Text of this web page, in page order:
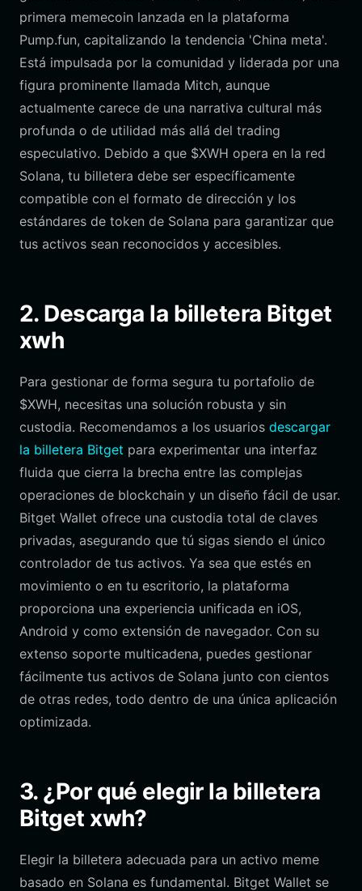
primera memecoin lanzada en la plataforma
Pump.fun, capitalizando la tendencia 'China meta'.
Está impulsada por la comunidad y liderada por una
figura prominente llamada Mitch, aunque
actualmente carece de una narrativa cultural más
profunda o de utilidad más allá del trading
especulativo. Debido a que $XWH opera en la red
Solana, tu billetera debe ser específicamente
compatible con el formato de dirección y los
estándares de token de Solana para garantizar que
tus activos sean reconocidos y accesibles.
2. Descarga la billetera Bitget
xwh
Para gestionar de forma segura tu portafolio de
$XWH, necesitas una solución robusta y sin
custodia. Recomendamos a los usuarios descargar
la billetera Bitget para experimentar una interfaz
fluida que cierra la brecha entre las complejas
operaciones de blockchain y un diseño fácil de usar.
Bitget Wallet ofrece una custodia total de claves
privadas, asegurando que tú sigas siendo el único
controlador de tus activos. Ya sea que estés en
movimiento o en tu escritorio, la plataforma
proporciona una experiencia unificada en iOS,
Android y como extensión de navegador. Con su
extenso soporte multicadena, puedes gestionar
fácilmente tus activos de Solana junto con cientos
de otras redes, todo dentro de una única aplicación
optimizada.
3. ¿Por qué elegir la billetera
Bitget xwh?
Elegir la billetera adecuada para un activo meme
basado en Solana es fundamental. Bitget Wallet se